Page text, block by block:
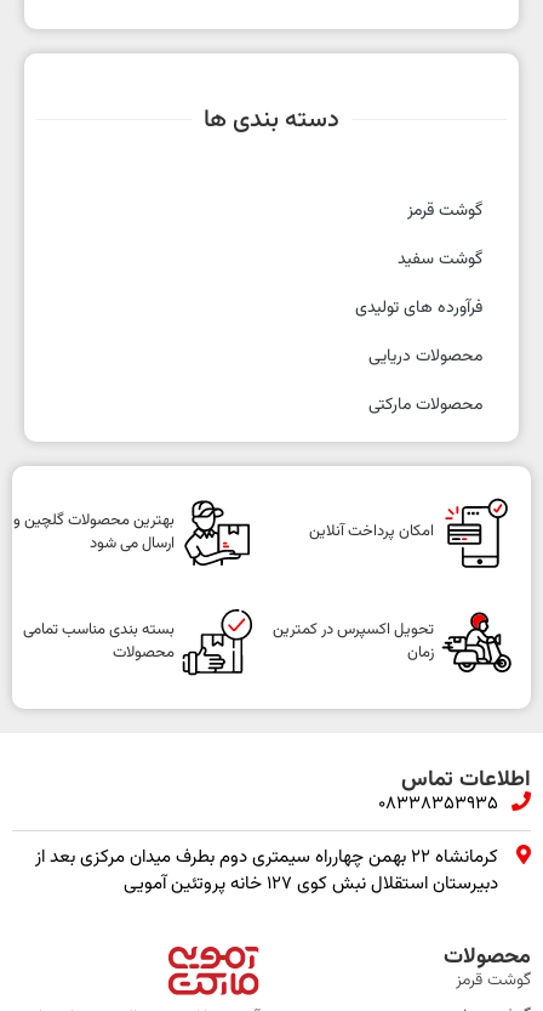
دسته بندی ها
گوشت قرمز
گوشت سفید
فرآورده های تولیدی
محصولات دریایی
محصولات مارکتی
امکان پرداخت آنلاین
بهترین محصولات گلچین و
ارسال می شود
تحویل اکسپرس در کمترین
زمان
بسته بندی مناسب تمامی
محصولات
اطلاعات تماس
08338353935
کرمانشاه ۲۲ بهمن چهارراه سیمتری دوم بطرف میدان مرکزی بعد از
دبیرستان استقلال نبش کوی ۱۲۷ خانه پروتئین آمویی
محصولات
گوشت قرمز